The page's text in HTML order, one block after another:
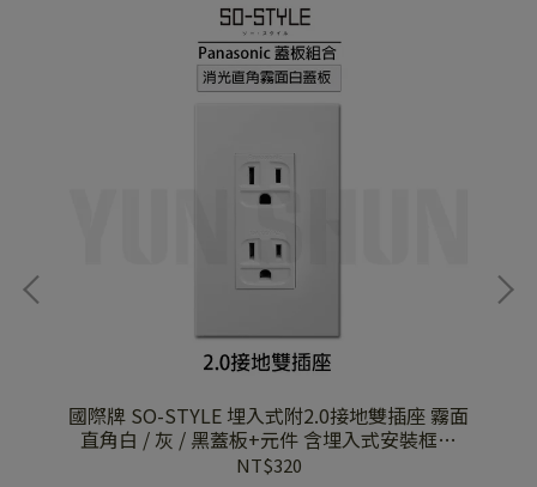
國際牌 SO-STYLE 埋入式附2.0接地雙插座 霧面
直角白 / 灰 / 黑蓋板+元件 含埋入式安裝框架
15123
NT$320